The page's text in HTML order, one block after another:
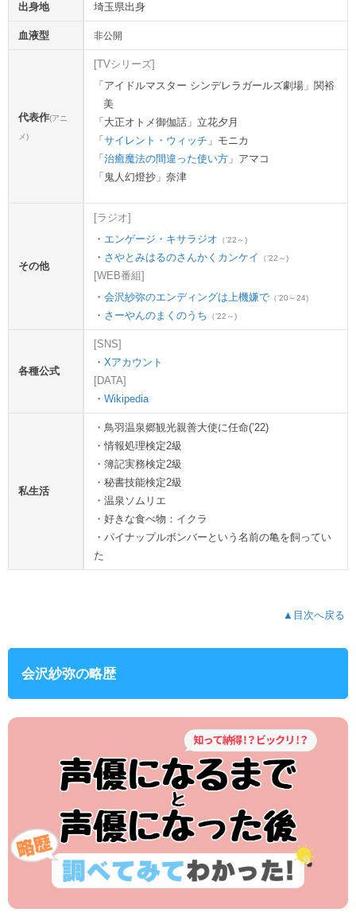
出身地 埼玉県出身
血液型 非公開
代表作(アニ
メ)
[TVシリーズ]
アイドルマスター シンデレラガールズ劇場」関裕
美
大正オトメ御伽話」立花夕月
サイレント・ウィッチ 」モニカ
治癒魔法の間違った使い方 」アマコ
鬼人幻燈抄」奈津
その他
[ラジオ]
エンゲージ・キサラジオ （’22～)
さやとみはるのさんかくカンケイ （’22～)
[WEB番組]
会沢紗弥のエンディングは上機嫌で （’20～24)
さーやんのまくのうち （’22～)
各種公式
[SNS]
・ Xアカウント
[DATA]
・ Wikipedia
私生活
・鳥羽温泉郷観光親善大使に任命(’22)
・情報処理検定2級
・簿記実務検定2級
・秘書技能検定2級
・温泉ソムリエ
・好きな食べ物：イクラ
・パイナップルボンバーという名前の亀を飼ってい
た
▲目次へ戻る
会沢紗弥の略歴